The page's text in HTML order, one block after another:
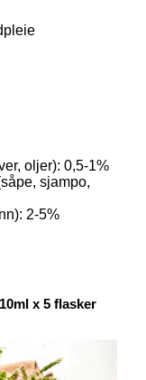
oljer): 0,5-1%
sjampo,
2-5%
x 5 flasker